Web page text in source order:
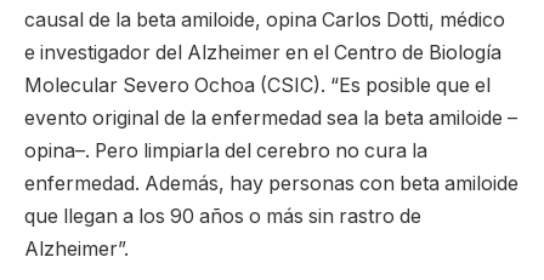
causal de la beta amiloide, opina Carlos Dotti, médico
e investigador del Alzheimer en el Centro de Biología
Molecular Severo Ochoa (CSIC). “Es posible que el
evento original de la enfermedad sea la beta amiloide –
opina–. Pero limpiarla del cerebro no cura la
enfermedad. Además, hay personas con beta amiloide
que llegan a los 90 años o más sin rastro de
Alzheimer”.